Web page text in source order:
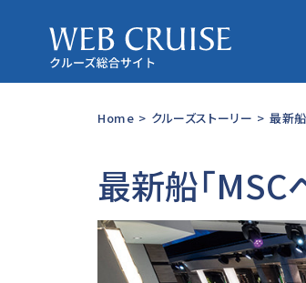
Home > クルーズストーリー > 最新
最新船「MSC